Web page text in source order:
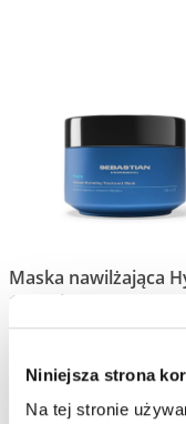
Niniejsza strona
Na tej stronie
Maska nawilżająca
145 ml
Maska nawilżająca
Do koszyka